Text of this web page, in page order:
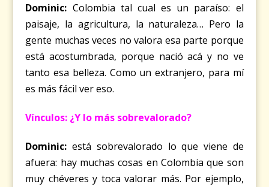
Dominic: Colombia tal cual es un paraíso: el
paisaje, la agricultura, la naturaleza… Pero la
gente muchas veces no valora esa parte porque
está acostumbrada, porque nació acá y no ve
tanto esa belleza. Como un extranjero, para mí
es más fácil ver eso.
Vínculos: ¿Y lo más sobrevalorado?
Dominic: está sobrevalorado lo que viene de
afuera: hay muchas cosas en Colombia que son
muy chéveres y toca valorar más. Por ejemplo,